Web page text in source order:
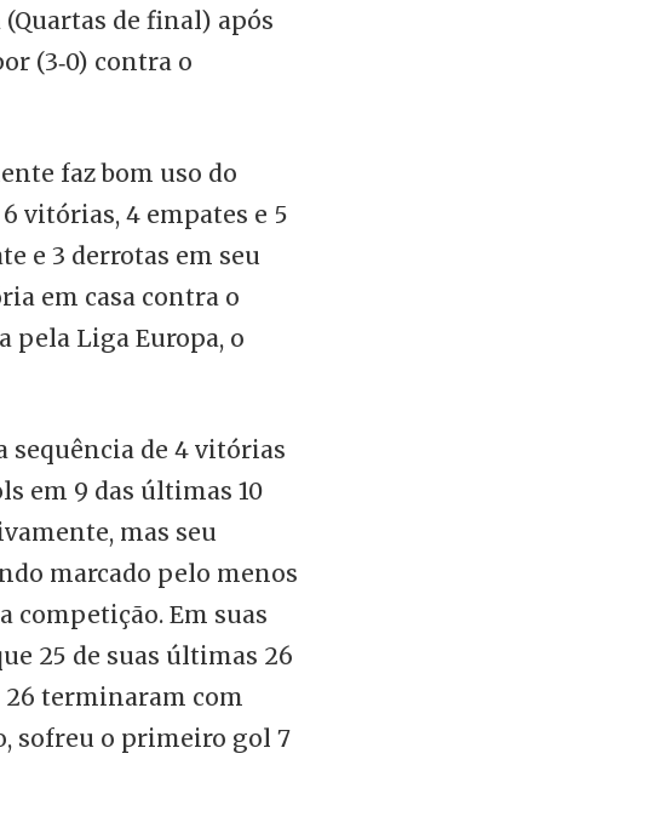
(Quartas de final) após
(3‑0) contra o
faz bom uso do
vitórias, 4 empates e 5
e 3 derrotas em seu
em casa contra o
pela Liga Europa, o
sequência de 4 vitórias
em 9 das últimas 10
mas seu
marcado pelo menos
competição. Em suas
25 de suas últimas 26
26 terminaram com
sofreu o primeiro gol 7